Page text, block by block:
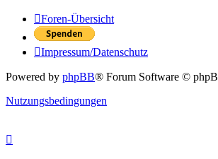
Foren-Übersicht
Impressum/Datenschutz
Powered by phpBB® Forum Software ©
Nutzungsbedingungen